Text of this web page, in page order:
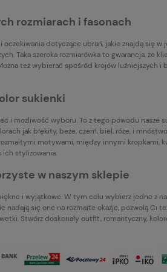
rozmiarach i fasonach
dotyczące ubrań, jakie znajdą się
Taka szeroka rozmiarówka to gwarancja,
też wybierać spośród krojów luźniejszych
sukienki
i możliwość wyboru. To z tego powodu nasze
jak błękity, beże, czerń, biel, róże, i
motywami, między innymi kropkami,
ich stylizowania.
w naszym sklepie
i wyjątkowe. W tym celu wybierz jedne z
nadają się one na rozmaite okazje, pozwolą
Stwórz doskonały outfit, romantyczny,